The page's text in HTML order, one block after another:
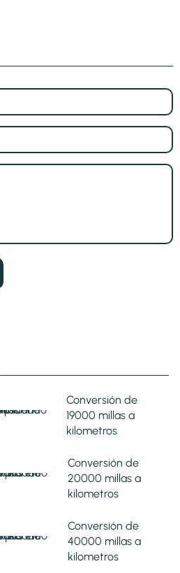
Conversión de
19000 millas a
kilometros
Conversión de
20000 millas a
kilometros
Conversión de
40000 millas a
kilometros